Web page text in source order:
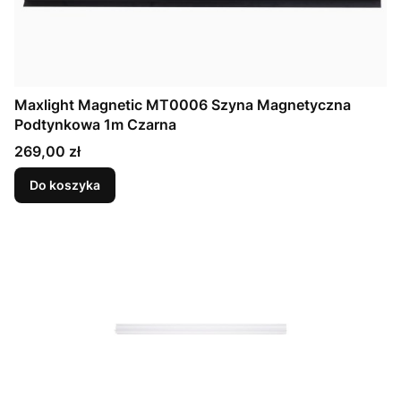
Maxlight Magnetic MT0006 Szyna Magnetyczna
Podtynkowa 1m Czarna
Cena
269,00 zł
Do koszyka